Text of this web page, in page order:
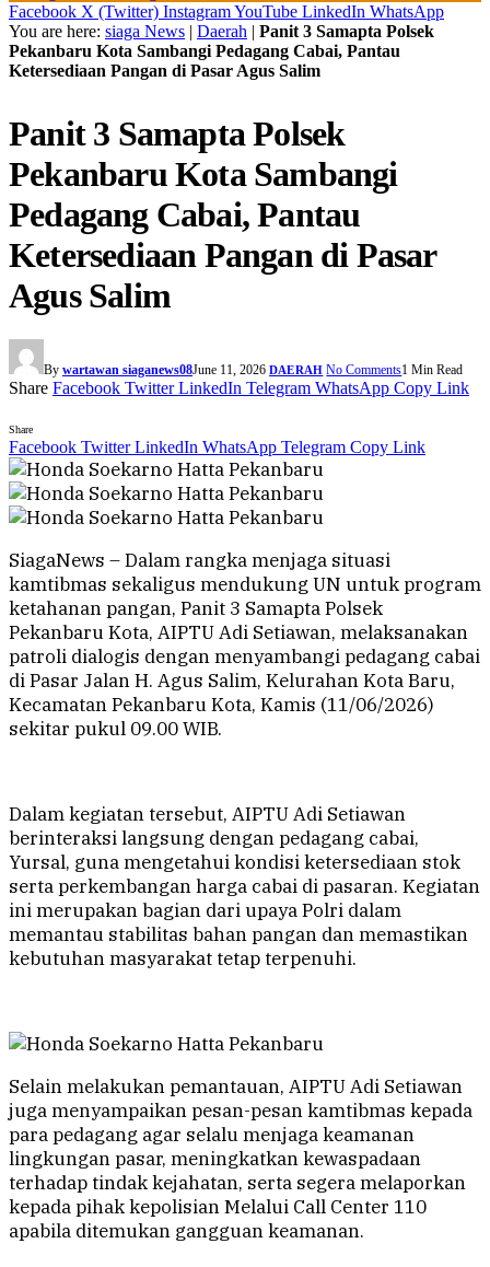
Facebook X (Twitter) InstagramYouTube LinkedIn WhatsApp
You are here: siaga News | Daerah | Panit 3 Samapta Polsek
Pekanbaru Kota Sambangi Pedagang Cabai, Pantau
Ketersediaan Pangan di Pasar Agus Salim
Panit 3 Samapta Polsek
Pekanbaru Kota Sambangi
Pedagang Cabai, Pantau
Ketersediaan Pangan di Pasar
Agus Salim
By wartawan siaganews08June 11, 2026 DAERAH No Comments1 Min Read
Share Facebook Twitter LinkedIn Telegram WhatsApp Copy Link
Share
Facebook Twitter LinkedIn WhatsApp Telegram Copy Link
SiagaNews – Dalam rangka menjaga situasi
kamtibmas sekaligus mendukung UN untuk program
ketahanan pangan, Panit 3 Samapta Polsek
Pekanbaru Kota, AIPTU Adi Setiawan, melaksanakan
patroli dialogis dengan menyambangi pedagang cabai
di Pasar Jalan H. Agus Salim, Kelurahan Kota Baru,
Kecamatan Pekanbaru Kota, Kamis (11/06/2026)
sekitar pukul 09.00 WIB.
Dalam kegiatan tersebut, AIPTU Adi Setiawan
berinteraksi langsung dengan pedagang cabai,
Yursal, guna mengetahui kondisi ketersediaan stok
serta perkembangan harga cabai di pasaran. Kegiatan
ini merupakan bagian dari upaya Polri dalam
memantau stabilitas bahan pangan dan memastikan
kebutuhan masyarakat tetap terpenuhi.
Selain melakukan pemantauan, AIPTU Adi Setiawan
juga menyampaikan pesan-pesan kamtibmas kepada
para pedagang agar selalu menjaga keamanan
lingkungan pasar, meningkatkan kewaspadaan
terhadap tindak kejahatan, serta segera melaporkan
kepada pihak kepolisian Melalui Call Center 110
apabila ditemukan gangguan keamanan.